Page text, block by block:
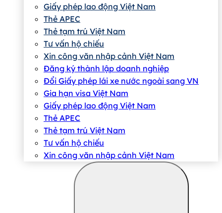
Giấy phép lao động Việt Nam
Thẻ APEC
Thẻ tạm trú Việt Nam
Tư vấn hộ chiếu
Xin công văn nhập cảnh Việt Nam
Đăng ký thành lập doanh nghiệp
Đổi Giấy phép lái xe nước ngoài sang VN
Gia hạn visa Việt Nam
Giấy phép lao động Việt Nam
Thẻ APEC
Thẻ tạm trú Việt Nam
Tư vấn hộ chiếu
Xin công văn nhập cảnh Việt Nam